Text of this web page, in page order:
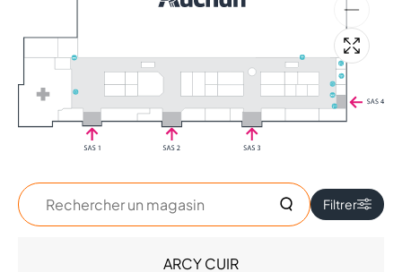
Rechercher
un
Filtrer
ARCY CUIR
Accessoires - Bijoux (2)